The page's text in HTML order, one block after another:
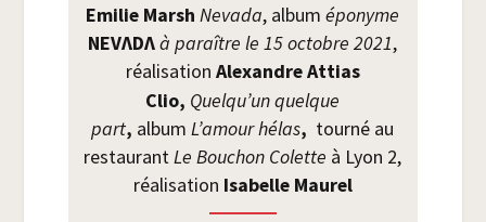
Emi­lie Marsh Neva­da, albumépo­nyme
NEVΛDΛà paraître le 15 octobre 2021,
réa­li­sa­tion Alexandre Attias
Clio, Quelqu’un quelque
part, albumL’amour hélas, tour­né au
res­tau­rantLe Bou­chon Colette à Lyon 2,
réa­li­sa­tion Isa­belle Maurel